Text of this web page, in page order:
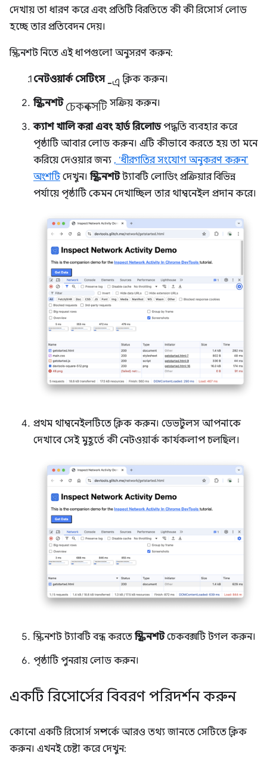
দেখায় তা ধারণ করে এবং প্রতিটি বিরতিতে কী কী রিসোর্স লোড
হচ্ছে তার প্রতিবেদন দেয়।
স্ক্রিনশট নিতে এই ধাপগুলো অনুসরণ করুন:
নেটওয়ার্ক সেটিংস -এ ক্লিক করুন।
স্ক্রিনশট চেকবক্সটি সক্রিয় করুন।
ক্যাশ খালি করা এবং হার্ড রিলোডপদ্ধতি ব্যবহার করে
পৃষ্ঠাটি আবার লোড করুন। এটি কীভাবে করতে হয় তা মনে
করিয়ে দেওয়ার জন্য , ‘ধীরগতির সংযোগ অনুকরণ করুন’
অংশটিদেখুন।স্ক্রিনশটট্যাবটি লোডিং প্রক্রিয়ার বিভিন্ন
পর্যায়ে পৃষ্ঠাটি কেমন দেখাচ্ছিল তার থাম্বনেইল প্রদান করে।
প্রথম থাম্বনেইলটিতে ক্লিক করুন। ডেভটুলস আপনাকে
দেখাবে সেই মুহূর্তে কী নেটওয়ার্ক কার্যকলাপ চলছিল।
স্ক্রিনশট ট্যাবটি বন্ধ করতেস্ক্রিনশটচেকবক্সটি টগল করুন।
পৃষ্ঠাটি পুনরায় লোড করুন।
একটি রিসোর্সের বিবরণ পরিদর্শন করুন
কোনো একটি রিসোর্স সম্পর্কে আরও তথ্য জানতে সেটিতে ক্লিক
করুন। এখনই চেষ্টা করে দেখুন: